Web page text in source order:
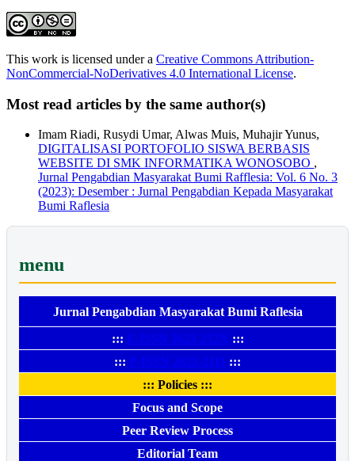
This work is licensed under a Creative Commons Attribution-
NonCommercial-NoDerivatives 4.0 International License.
Most read articles by the same author(s)
Imam Riadi, Rusydi Umar, Alwas Muis, Muhajir Yunus,
DIGITALISASI PORTOFOLIO SISWA BERBASIS
WEBSITE DI SMK INFORMATIKA WONOSOBO ,
Jurnal Pengabdian Masyarakat Bumi Rafflesia: Vol. 6 No. 3
(2023): Desember : Jurnal Pengabdian Kepada Masyarakat
Bumi Raflesia
menu
Jurnal Pengabdian Masyarakat Bumi Raflesia
::: E-ISSN 2623-212X :::
::: P-ISSN 2623-2111 :::
::: Policies :::
Focus and Scope
Peer Review Process
Editorial Team